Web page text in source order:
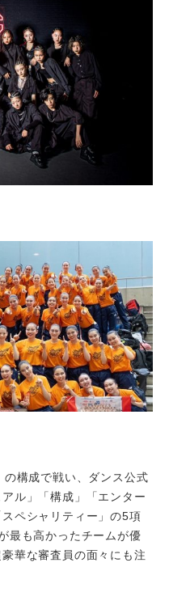
構成で戦い、ダンス公式
ル」「構成」「エンター
ペシャリティー」の5項
最も高かったチームが優
華な審査員の面々にも注